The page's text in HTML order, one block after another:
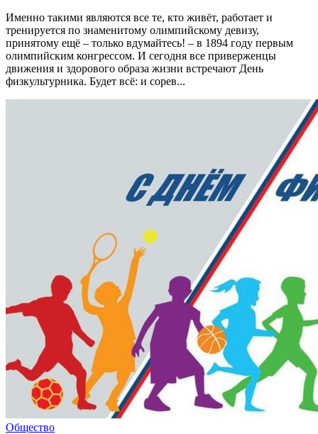
Именно такими являются все те, кто живёт, работает и
тренируется по знаменитому олимпийскому девизу,
принятому ещё – только вдумайтесь! – в 1894 году первым
олимпийским конгрессом. И сегодня все приверженцы
движения и здорового образа жизни встречают День
физкультурника. Будет всё: и сорев...
Общество